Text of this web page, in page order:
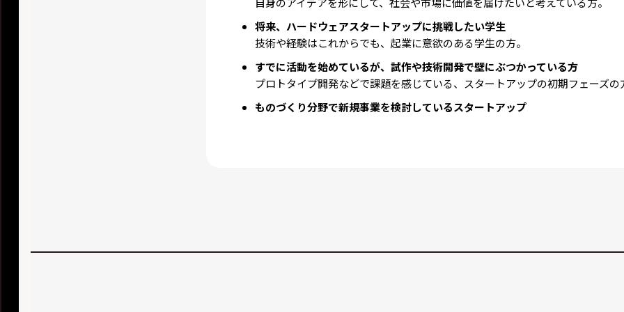
将来、ハードウェアスタートアップに挑戦したい学生
技術や経験はこれからでも、起業に意欲のある学生の方。
すでに活動を始めているが、試作や技術開発で壁にぶつかっている方
プロトタイプ開発などで課題を感じている、スタートアップの初期フェーズの
ものづくり分野で新規事業を検討しているスタートアップ